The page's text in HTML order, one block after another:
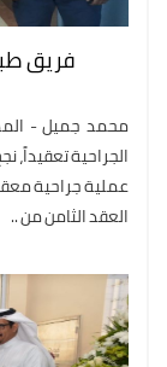
فريق
محمد جميل -
الجراحية
عملية جراحية
العقد الثامن من ..